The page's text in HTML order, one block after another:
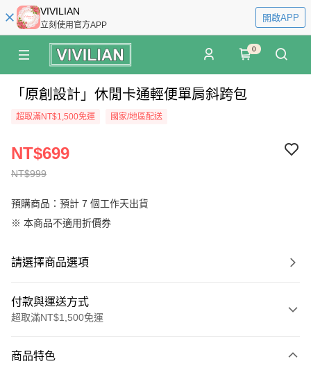
VIVILIAN
立刻使用官方APP
開啟APP
0
「原創設計」休閒卡通輕便單肩斜跨包
超取滿NT$1,500免運 國家/地區配送
NT$999
NT$699
預購商品：預計 7 個工作天出貨
※ 本商品不適用折價券
請選擇商品選項
付款與運送方式
超取滿NT$1,500免運
信用卡一次付款
商品特色